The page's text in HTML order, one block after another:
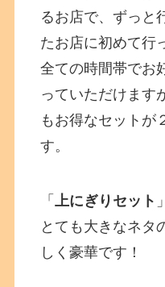
るお店で、ずっと
たお店に初めて行
全ての時間帯でお
っていただけます
もお得なセットが
す。
「 上にぎりセット 」
とても大きなネタ
しく豪華です！